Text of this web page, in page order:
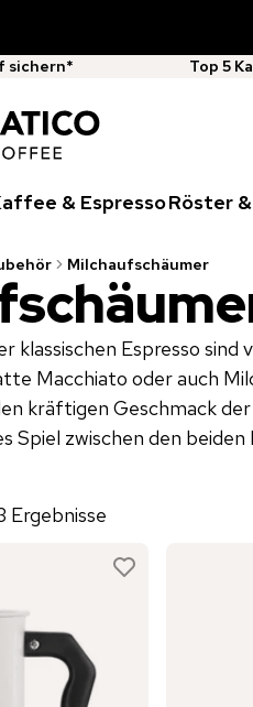
sichern*
Top 5
& EspressoRöster
Milchaufschäumer
klassischen Espresso
Macchiato oder auch
kräftigen Geschmack
Spiel zwischen den
Ergebnisse